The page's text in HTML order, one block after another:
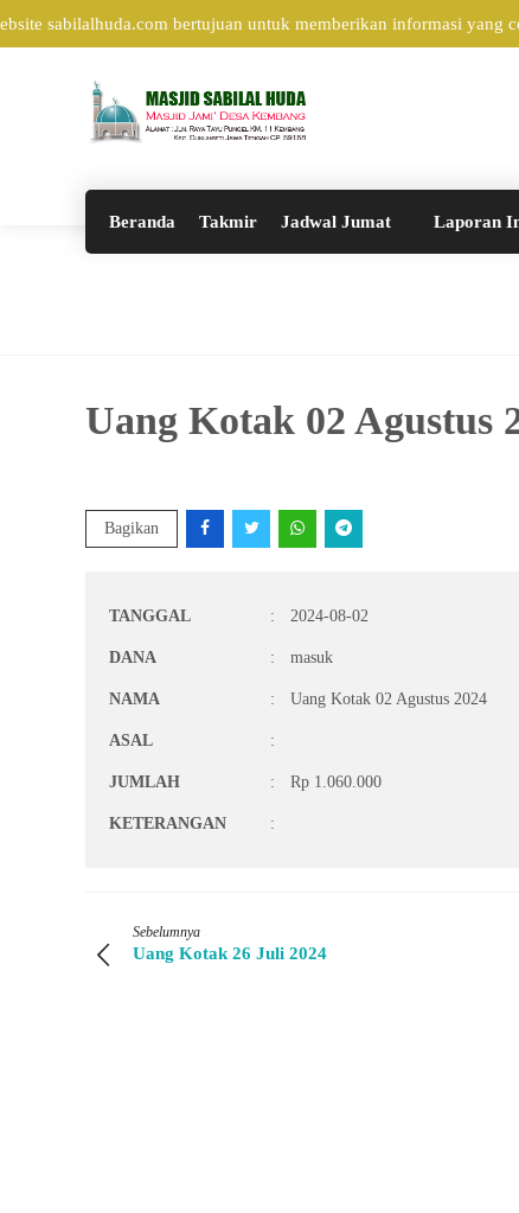
sabilalhuda.com bertujuan untuk memberikan informasi yang
Beranda Takmir Jadwal Jumat Laporan
Uang Kotak 02 Agustus
Bagikan
TANGGAL : 2024-08-02
DANA : masuk
NAMA : Uang Kotak 02 Agustus 2024
ASAL :
JUMLAH : Rp 1.060.000
KETERANGAN :
Sebelumnya
Uang Kotak 26 Juli 2024